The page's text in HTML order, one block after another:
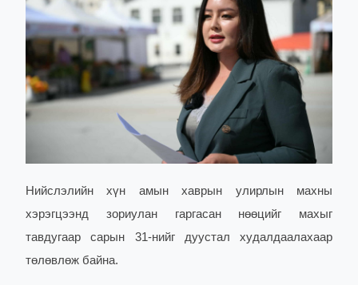
Нийслэлийн хүн амын хаврын улирлын махны
хэрэгцээнд зориулан гаргасан нөөцийг махыг
тавдугаар сарын 31-нийг дуустал худалдаалахаар
төлөвлөж байна.